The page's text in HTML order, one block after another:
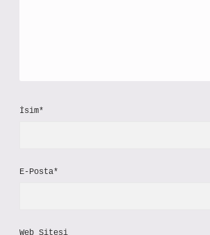
İsim*
E-Posta*
Web Sitesi